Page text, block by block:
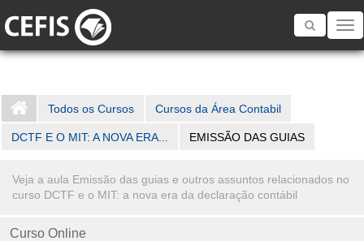
Toggle
Todos os Cursos Cursos da Área Contabil
DCTF E O MIT: A NOVA ERA... EMISSÃO DAS GUIAS
Veja a aula Emissão das guias e outros assuntos relacionados no
curso DCTF e o MIT: a nova era da declaração contábil
Curso Online